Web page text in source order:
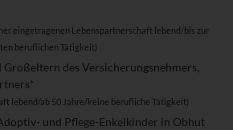
eingetragenen Lebenspartnerschaft lebend/bis zur
beruflichen Tätigkeit)
des Versicherungsnehmers,
lebend/ab 50 Jahre/keine berufliche Tätigkeit)
und Pflege-Enkelkinder in Obhut